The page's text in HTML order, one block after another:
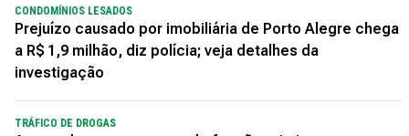
CONDOMÍNIOS LESADOS
Prejuízo causado por imobiliária de Porto Alegre chega
a R$ 1,9 milhão, diz polícia; veja detalhes da
investigação
TRÁFICO DE DROGAS